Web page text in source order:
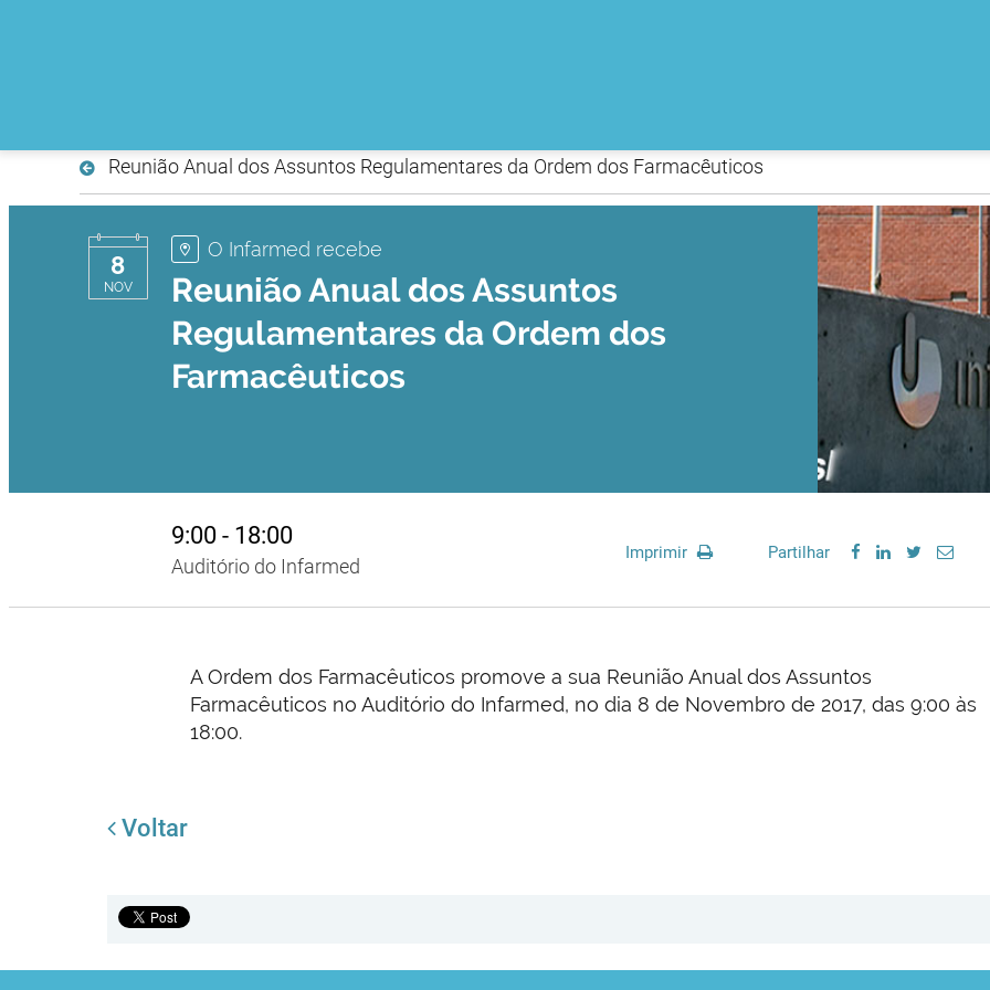
Reunião Anual dos Assuntos Regulamentares da Ordem dos Farmacêuticos
8
NOV
O Infarmed recebe
Reunião Anual dos Assuntos
Regulamentares da Ordem dos
Farmacêuticos
9:00 - 18:00
Auditório do Infarmed
Imprimir Partilhar
A Ordem dos Farmacêuticos promove a sua Reunião Anual dos Assuntos
Farmacêuticos no Auditório do Infarmed, no dia 8 de Novembro de 2017, das 9:00 às
18:00.
Voltar